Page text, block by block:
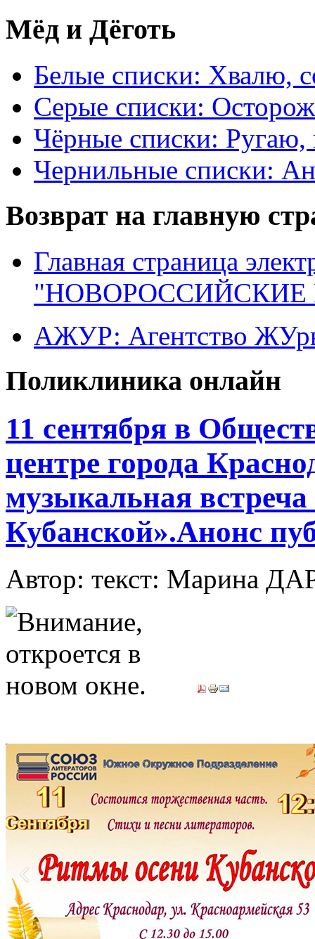
Мёд и Дёготь
Белые списки: Хвалю,
Серые списки:
Чёрные списки: Ругаю,
Чернильные списки:
Возврат на главную
Главная страница
"НОВОРОССИЙСКИЕ
АЖУР: Агентство
Поликлиника онлайн
11 сентября в
центре города
музыкальная
Кубанской».Анонс
Автор: текст: Марина